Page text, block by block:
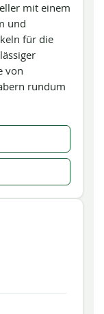
mit einem
und
für die
von
rundum